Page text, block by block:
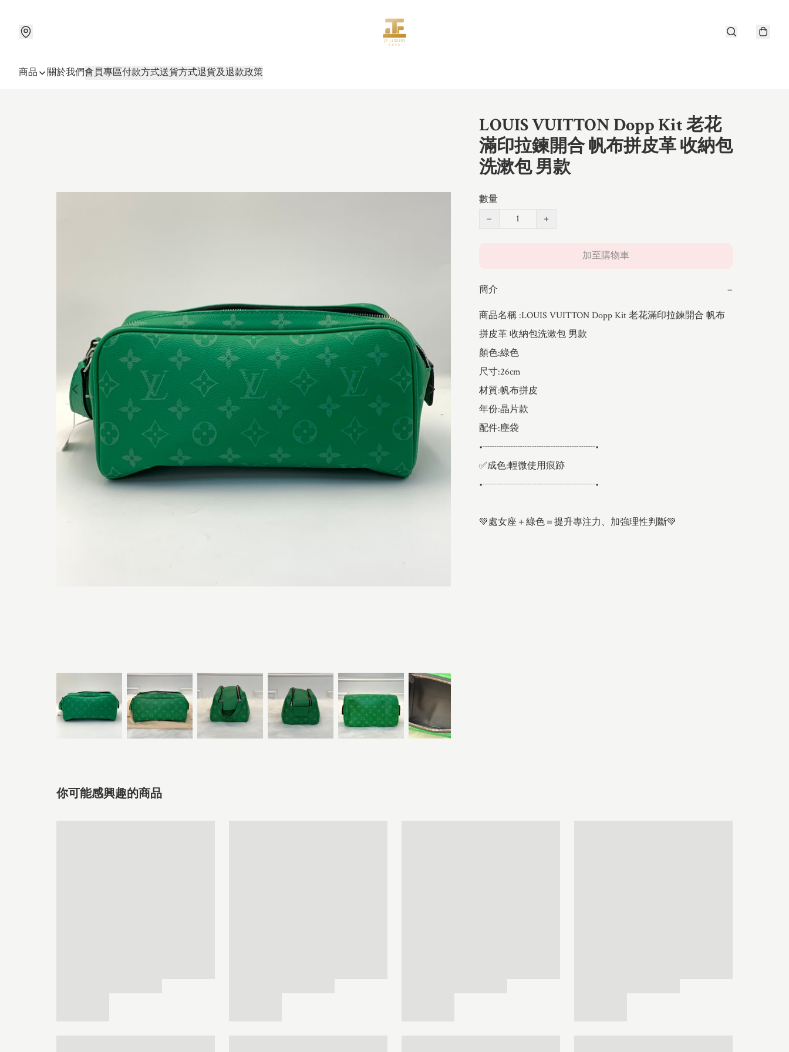
商品 關於我們會員專區付款方式送貨方式退貨及退款政策
LOUIS VUITTON Dopp Kit 老花
滿印拉鍊開合 帆布拼皮革 收納包
洗漱包 男款
數量
−
+
加至購物車
簡介 −
商品名稱 :LOUIS VUITTON Dopp Kit 老花滿印拉鍊開合 帆布
拼皮革 收納包洗漱包 男款
顏色:綠色
尺寸:26cm
材質:帆布拼皮
年份:晶片款
配件:塵袋
•┈┈┈┈┈┈┈┈┈┈┈┈•
✅成色:輕微使用痕跡
•┈┈┈┈┈┈┈┈┈┈┈┈•
💚處女座＋綠色＝提升專注力、加強理性判斷💚
你可能感興趣的商品